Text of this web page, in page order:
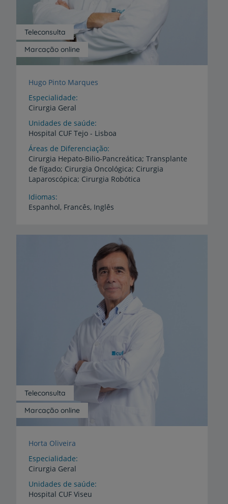
Marcação online
Teleconsulta
Hugo Pinto Marques
Especialidade
Cirurgia Geral
Unidades de saúde
Hospital CUF Tejo - Lisboa
Áreas de Diferenciação
Cirurgia Hepato-Bilio-Pancreática; Transplante
de fígado; Cirurgia Oncológica; Cirurgia
Laparoscópica; Cirurgia Robótica
Idiomas
Espanhol, Francês, Inglês
Marcação online
Teleconsulta
Horta Oliveira
Especialidade
Cirurgia Geral
Unidades de saúde
Hospital CUF Viseu